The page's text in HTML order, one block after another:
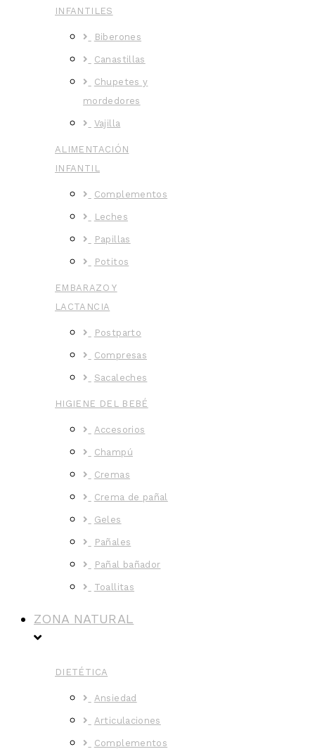
INFANTILES
Biberones
Canastillas
Chupetes y
mordedores
Vajilla
ALIMENTACIÓN
INFANTIL
Complementos
Leches
Papillas
Potitos
EMBARAZO Y
LACTANCIA
Postparto
Compresas
Sacaleches
HIGIENE DEL BEBÉ
Accesorios
Champú
Cremas
Crema de pañal
Geles
Pañales
Pañal bañador
Toallitas
ZONA NATURAL
DIETÉTICA
Ansiedad
Articulaciones
Complementos